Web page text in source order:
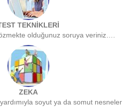
TEKNİKLERİ
olduğunuz soruya veriniz….
ZEKA
soyut ya da somut nesneler